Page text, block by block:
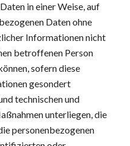
in einer Weise, auf
Daten ohne
Informationen nicht
betroffenen Person
sofern diese
gesondert
technischen und
unterliegen, die
personenbezogenen